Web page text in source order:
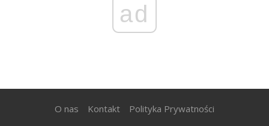
ad
O nas Kontakt Polityka Prywatności